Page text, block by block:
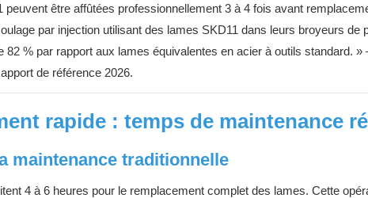
être affûtées professionnellement 3 à 4 fois avant
par injection utilisant des lames SKD11 dans leurs broyeurs de
82 % par rapport aux lames équivalentes en acier à outils standard.
de référence 2026.
rapide : temps de maintenance
maintenance traditionnelle
4 à 6 heures pour le remplacement complet des lames. Cette